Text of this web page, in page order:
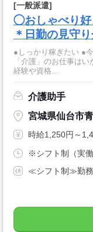
[一般派遣]
◯おしゃべり
＊日勤の見守
●しっかり稼ぎたい ●今後
「介護」のお仕事はいかがでしょう
経験や資格...
介護助手
宮城県仙台市
時給1,250円～
※シフト制（実
≪シフト制≫勤務